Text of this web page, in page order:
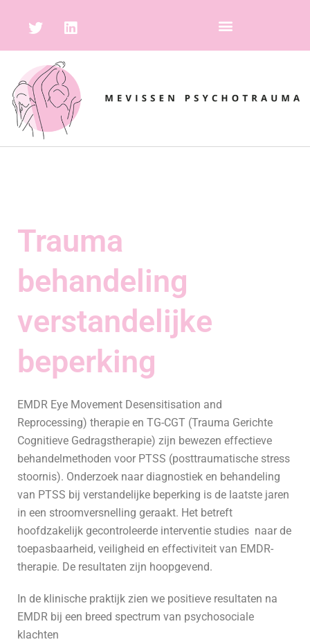
Trauma
behandeling
verstandelijke
beperking
EMDR Eye Movement Desensitisation and
Reprocessing) therapie en TG-CGT (Trauma Gerichte
Cognitieve Gedragstherapie) zijn bewezen effectieve
behandelmethoden voor PTSS (posttraumatische stress
stoornis). Onderzoek naar diagnostiek en behandeling
van PTSS bij verstandelijke beperking is de laatste jaren
in een stroomversnelling geraakt. Het betreft
hoofdzakelijk gecontroleerde interventie studies naar de
toepasbaarheid, veiligheid en effectiviteit van EMDR-
therapie. De resultaten zijn hoopgevend.
In de klinische praktijk zien we positieve resultaten na
EMDR bij een breed spectrum van psychosociale
klachten